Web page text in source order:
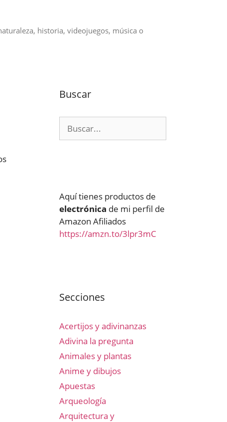
historia, videojuegos, música o
Buscar
Aquí tienes productos de
electrónica de mi perfil de
Amazon Afiliados
https://amzn.to/3lpr3mC
Secciones
Acertijos y adivinanzas
Adivina la pregunta
Animales y plantas
Anime y dibujos
Apuestas
Arqueología
Arquitectura y